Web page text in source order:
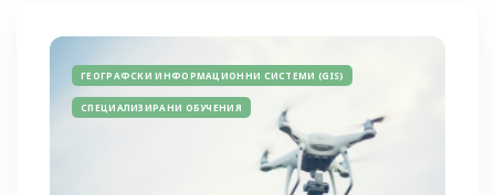
ГЕОГРАФСКИ ИНФОРМАЦИОННИ СИСТЕМИ (GIS)
СПЕЦИАЛИЗИРАНИ ОБУЧЕНИЯ